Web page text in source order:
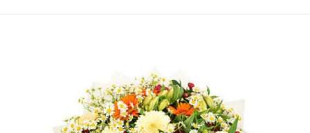
Купите свежий Букет «Восхитительный» дешево на День